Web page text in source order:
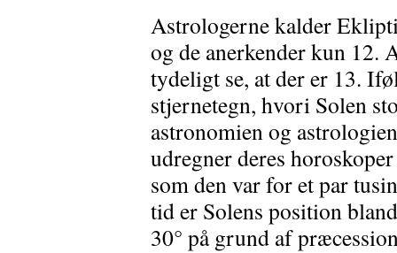
Astrologerne kalder
og de anerkender kun 12.
tydeligt se, at der er 13.
stjernetegn, hvori Solen
astronomien og
udregner deres
som den var for et par
tid er Solens position
30° på grund af